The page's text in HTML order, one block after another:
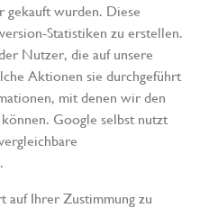
gekauft wurden. Diese
Statistiken zu erstellen.
Nutzer, die auf unsere
Aktionen sie durchgeführt
mit denen wir den
Google selbst nutzt
auf Ihrer Zustimmung zu